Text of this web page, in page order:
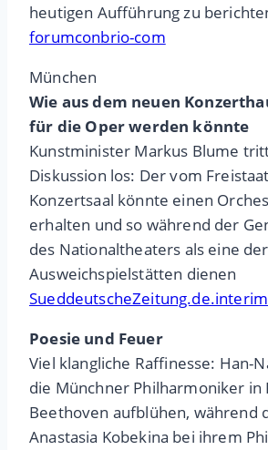
heutigen Aufführung zu
forumconbrio-com
München
Wie aus dem neuen
für die Oper werden könnte
Kunstminister Markus Blume
Diskussion los: Der vom
Konzertsaal könnte einen
erhalten und so während der
des Nationaltheaters als eine der
Ausweichspielstätten dienen
SueddeutscheZeitung.de.interim
Poesie und Feuer
Viel klangliche Raffinesse: Han-
die Münchner Philharmoniker in
Beethoven aufblühen, während
Anastasia Kobekina bei ihrem